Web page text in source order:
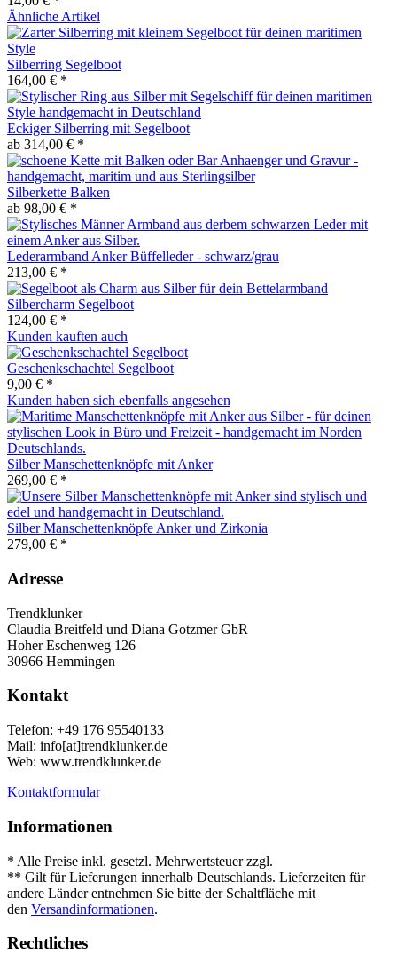
Ähnliche Artikel
Silberring Segelboot
164,00 € *
Eckiger Silberring mit Segelboot
ab 314,00 € *
Silberkette Balken
ab 98,00 € *
Lederarmband Anker Büffelleder - schwarz/grau
213,00 € *
Silbercharm Segelboot
124,00 € *
Kunden kauften auch
Geschenkschachtel Segelboot
9,00 € *
Kunden haben sich ebenfalls angesehen
Silber Manschettenknöpfe mit Anker
269,00 € *
Silber Manschettenknöpfe Anker und Zirkonia
279,00 € *
Adresse
Trendklunker
Claudia Breitfeld und Diana Gotzmer GbR
Hoher Eschenweg 126
30966 Hemmingen
Kontakt
Telefon: +49 176 95540133
Mail: info[at]trendklunker.de
Web: www.trendklunker.de
Kontaktformular
Informationen
* Alle Preise inkl. gesetzl. Mehrwertsteuer zzgl.
** Gilt für Lieferungen innerhalb Deutschlands. Lieferzeiten für
andere Länder entnehmen Sie bitte der Schaltfläche mit
den Versandinformationen.
Rechtliches